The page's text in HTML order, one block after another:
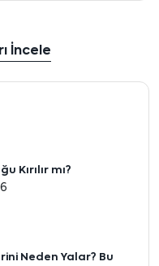
İncele
Kırılır mı?
Neden Yalar? Bu